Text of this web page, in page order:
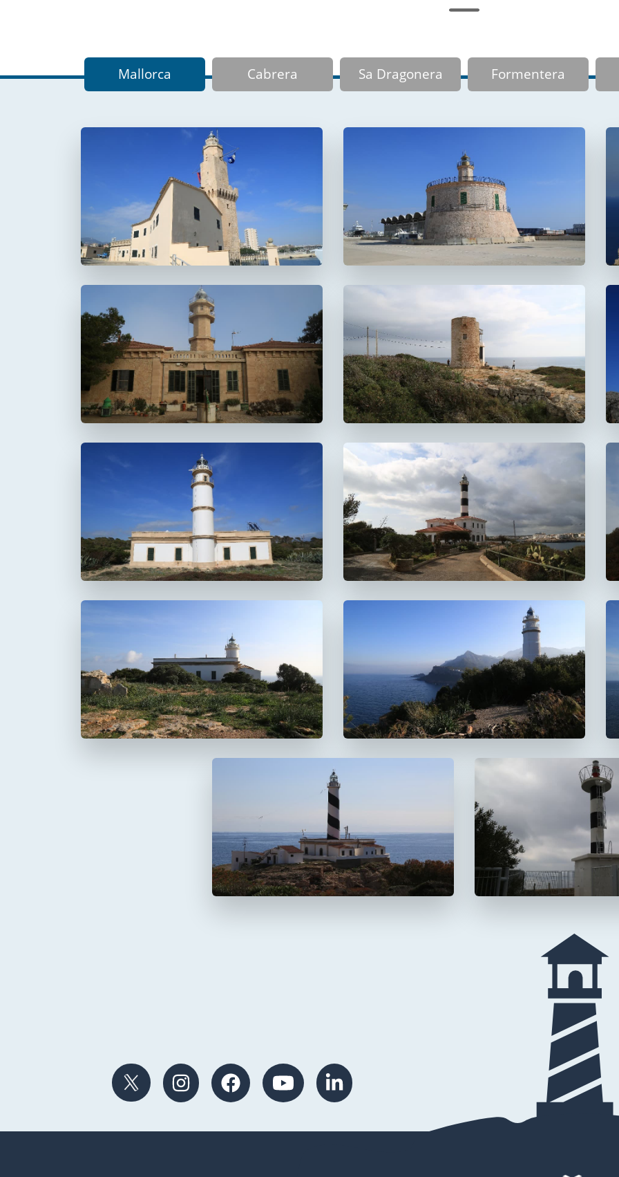
Mallorca Cabrera Sa Dragonera Formentera
Faro de Portopí
Faro del puerto de
Palma
Faro de La Riba
FUERA DE USO
Faro de Punta de la
Avanzada
Faro de la Torre d'en
Beu
Faro del Cap Salines Faro de Portocolom
Faro del Cap Blanc
Cabo Blanco
Faro del Cap Gros
De Muleta
Faro de Cala Figuera Faro de